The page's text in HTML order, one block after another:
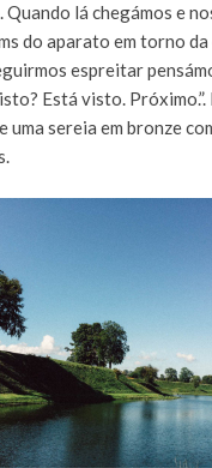
Quando lá chegámos e
do aparato em torno
espreitar
Está visto. Próximo.”.
uma sereia em bronze